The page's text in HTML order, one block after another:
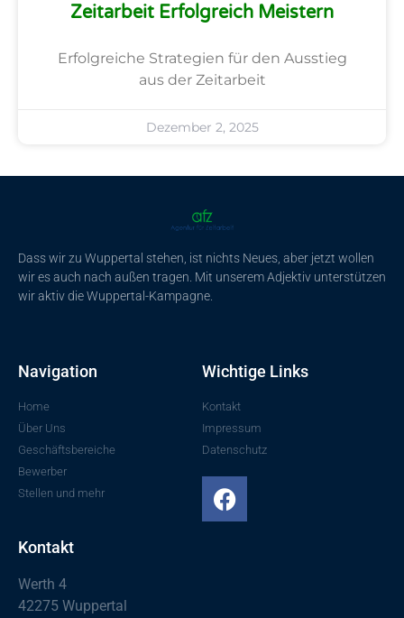
Zeitarbeit Erfolgreich Meistern
Erfolgreiche Strategien für den Ausstieg
aus der Zeitarbeit
Dezember 2, 2025
Dass wir zu Wuppertal stehen, ist nichts Neues, aber jetzt wollen
wir es auch nach außen tragen. Mit unserem Adjektiv unterstützen
wir aktiv die Wuppertal-Kampagne.
Navigation
Home
Über Uns
Geschäftsbereiche
Bewerber
Stellen und mehr
Wichtige Links
Kontakt
Impressum
Datenschutz
Kontakt
Werth 4
42275 Wuppertal